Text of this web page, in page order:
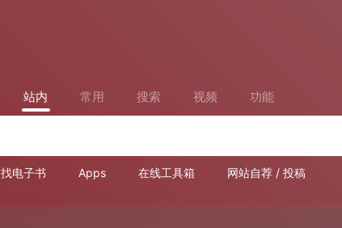
站内 常用 搜索 视频 功能
找电子书 Apps 在线工具箱 网站自荐 / 投稿